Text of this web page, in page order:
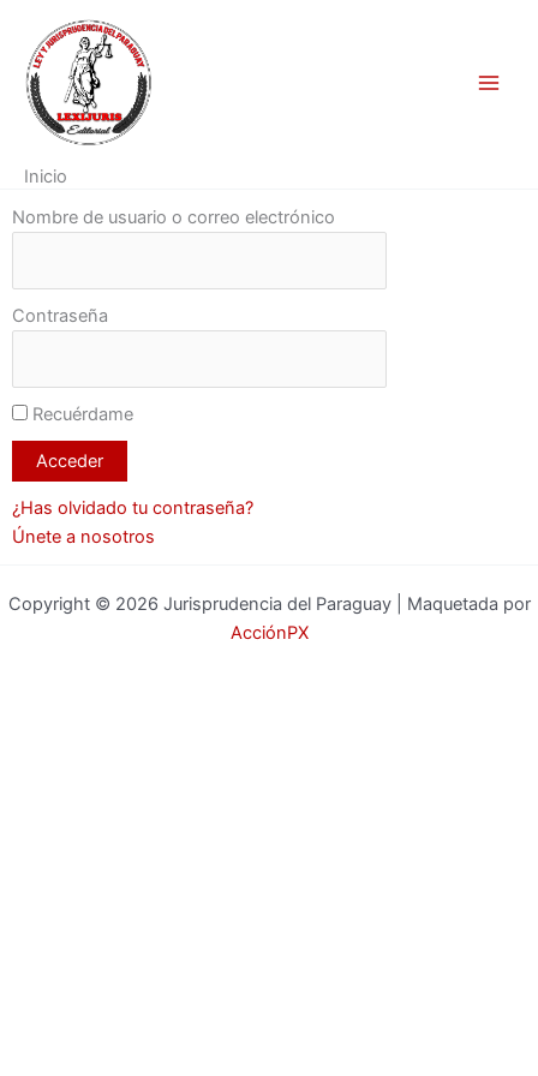
contenido
Inicio
Nombre de usuario o correo electrónico
Contraseña
Recuérdame
¿Has olvidado tu contraseña?
Únete a nosotros
Copyright © 2026 Jurisprudencia del Paraguay | Maquetada por
AcciónPX